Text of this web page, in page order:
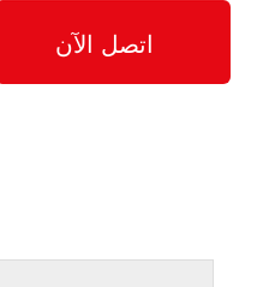
اتصل الآن